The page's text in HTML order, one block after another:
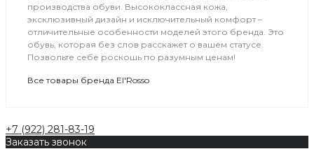
производства обуви. Высококлассная кожа,
эксклюзивный дизайн и исключительный комфорт –
отличительные особенности моделей этого бренда. Это
обувь, которая без слов расскажет о вашем статусе.
Позвольте себе роскошь по разумным ценам!
Все товары бренда El'Rosso
+7 (922) 281-83-19
Заказать звонок